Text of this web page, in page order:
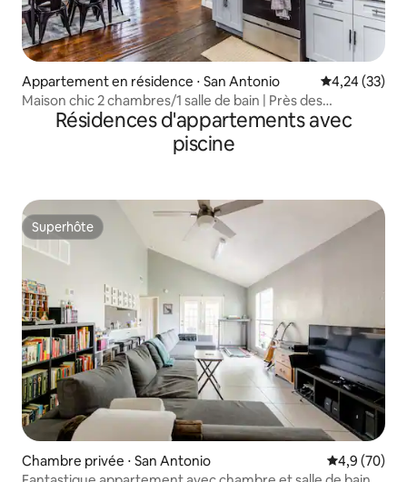
Appartement en résidence ⋅ San Antonio Évaluation
4,24 (33)
Maison chic 2 chambres/1 salle de bain | Près des
attractions familiales
Résidences d'appartements avec
piscine
Superhôte
Superhôte
Chambre privée ⋅ San Antonio Évaluation
4,9 (70)